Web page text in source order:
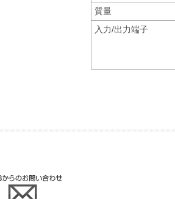
質量
入力/出力端子